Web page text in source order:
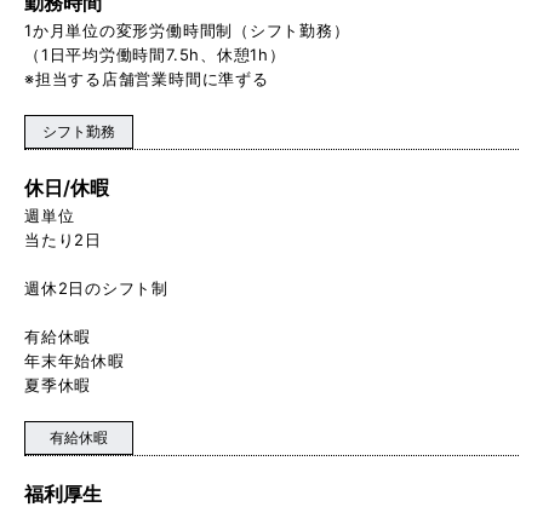
1か月単位の変形労働時間制（シフト勤務）
（1日平均労働時間7.5h、休憩1h）
※担当する店舗営業時間に準ずる
シフト勤務
休日/休暇
週単位
当たり2日
週休2日のシフト制
有給休暇
年末年始休暇
夏季休暇
有給休暇
福利厚生